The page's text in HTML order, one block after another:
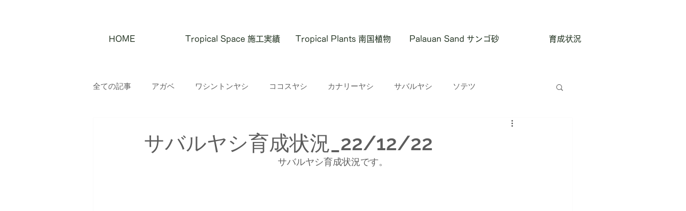
HOME Tropical Space 施工実績 Tropical Plants 南国植物 Palauan Sand サンゴ砂 育成状況
全ての記事 アガベ ワシントンヤシ ココスヤシ カナリーヤシ サバルヤシ ソテツ
サバルヤシ育成状況_22/12/22
サバルヤシ育成状況です。